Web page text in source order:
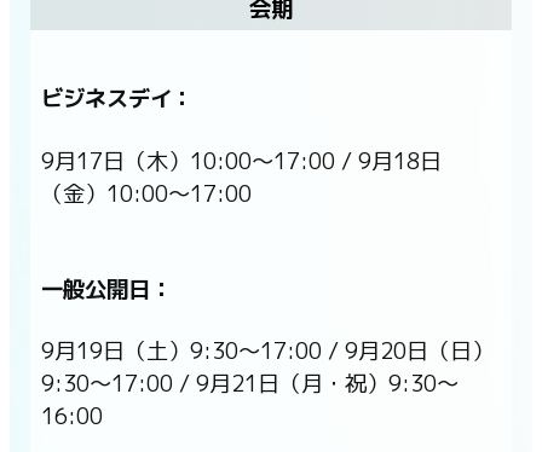
会期
ビジネスデイ：
9月17日（木）10:00〜17:00 / 9月18日
（金）10:00〜17:00
一般公開日：
9月19日（土）9:30〜17:00 / 9月20日（日）
9:30〜17:00 / 9月21日（月・祝）9:30〜
16:00